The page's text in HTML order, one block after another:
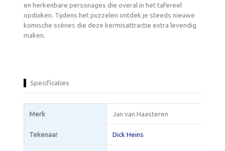
en herkenbare personages die overal in het tafereel
opduiken. Tijdens het puzzelen ontdek je steeds nieuwe
komische scènes die deze kermisattractie extra levendig
maken.
Specificaties
Merk Jan van Haasteren
Tekenaar Dick Heins